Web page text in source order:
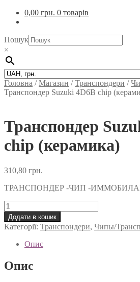
0,00 грн. 0 товарів
Пошук
×
Головна /Магазин /Транспондери /
Транспондер Suzuki 4D6B chip
Транспондер
chip (керамика)
310,80 грн.
ТРАНСПОНДЕР -ЧИП -
Транспондер
Suzuki
4D6B
chip
(керамика)
кількість
Додати в кошик
Категорії: Транспондери, Чипы/
Опис
Опис